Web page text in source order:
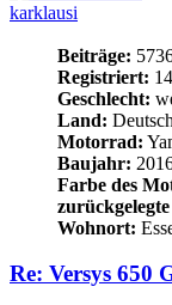
karklausi
Beiträge:
Registriert:
Geschlecht:
Land:
Motorrad:
Baujahr:
Farbe des
Wohnort:
Re: Versys 650